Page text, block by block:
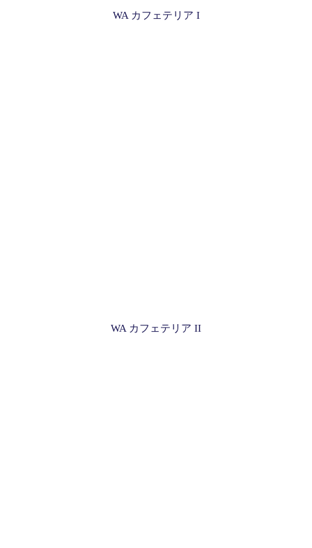
WA カフェテリア I
WA カフェテリア II